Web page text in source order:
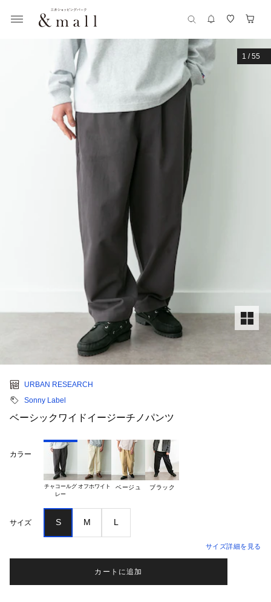
1 /55
URBAN RESEARCH
Sonny Label
ベーシックワイドイージーチノパンツ
カラー
チャコールグ オフホワイト ベージュ ブラック
サイズ S M L
サイズ詳細を見る
カートに追加